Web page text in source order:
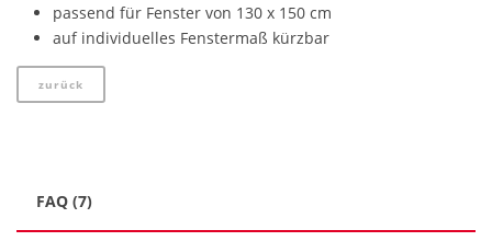
passend für Fenster von 130 x 150 cm
auf individuelles Fenstermaß kürzbar
zurück
FAQ (7)